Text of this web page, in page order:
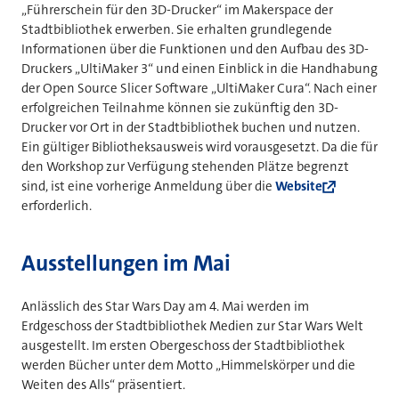
„Führerschein für den 3D-Drucker“ im Makerspace der
Stadtbibliothek erwerben. Sie erhalten grundlegende
Informationen über die Funktionen und den Aufbau des 3D-
Druckers „UltiMaker 3“ und einen Einblick in die Handhabung
der Open Source Slicer Software „UltiMaker Cura“. Nach einer
erfolgreichen Teilnahme können sie zukünftig den 3D-
Drucker vor Ort in der Stadtbibliothek buchen und nutzen.
Ein gültiger Bibliotheksausweis wird vorausgesetzt. Da die für
den Workshop zur Verfügung stehenden Plätze begrenzt
sind, ist eine vorherige Anmeldung über die Website
erforderlich.
Ausstellungen im Mai
Anlässlich des Star Wars Day am 4. Mai werden im
Erdgeschoss der Stadtbibliothek Medien zur Star Wars Welt
ausgestellt. Im ersten Obergeschoss der Stadtbibliothek
werden Bücher unter dem Motto „Himmelskörper und die
Weiten des Alls“ präsentiert.